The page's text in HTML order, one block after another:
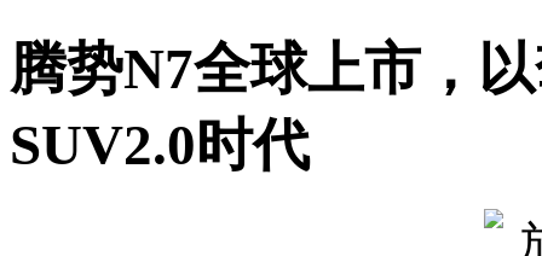
腾势N7全球上市，
SUV2.0时代